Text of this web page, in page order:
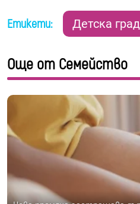
Етикети: Детска
Още от Семейство